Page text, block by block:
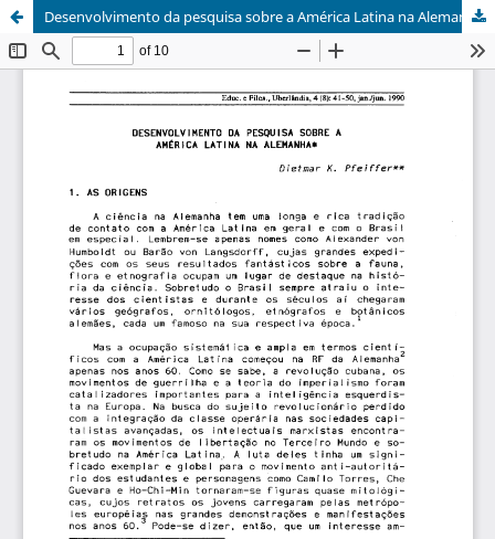
Desenvolvimento da pesquisa sobre a América Latina na Alemanha